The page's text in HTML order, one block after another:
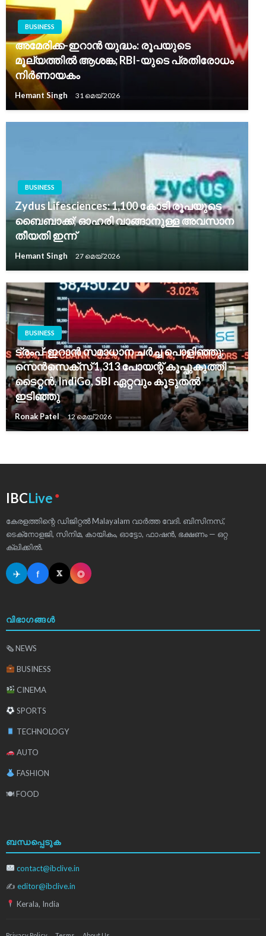
BUSINESS
അമേരിക്ക-ഇറാൻ യുദ്ധം: രൂപയുടെ
മൂല്യത്തിൽ ആശങ്ക; RBI-യുടെ പ്രതിരോധം
നിർണായകം
Hemant Singh 31 മെയ്‌ 2026
BUSINESS
Zydus Lifesciences: 1,100 കോടി രൂപയുടെ
ബൈബാക്ക്; ഓഹരി വാങ്ങാനുള്ള അവസാന
തീയതി ഇന്ന്
Hemant Singh 27 മെയ്‌ 2026
BUSINESS
ട്രംപ്-ഇറാൻ സമാധാന ചർച്ച പൊളിഞ്ഞു;
സെൻസെക്സ് 1,313 പോയന്റ് കൂപ്പുകുത്തി —
ടൈറ്റൻ, IndiGo, SBI ഏറ്റവും കൂടുതൽ
ഇടിഞ്ഞു
Ronak Patel 12 മെയ്‌ 2026
IBCLive ●
കേരളത്തിന്റെ ഡിജിറ്റൽ Malayalam വാർത്ത വേദി. ബിസിനസ്,
ടെക്‌നോളജി, സിനിമ, കായികം, ഓട്ടോ, ഫാഷൻ, ഭക്ഷണം — ഒറ്റ
ക്ലിക്കിൽ.
✈ f 𝕏 ◎
വിഭാഗങ്ങൾ
🗞 NEWS
BUSINESS
CINEMA
SPORTS
TECHNOLOGY
AUTO
FASHION
🍽 FOOD
ബന്ധപ്പെടുക
contact@ibclive.in
✍ editor@ibclive.in
Kerala, India